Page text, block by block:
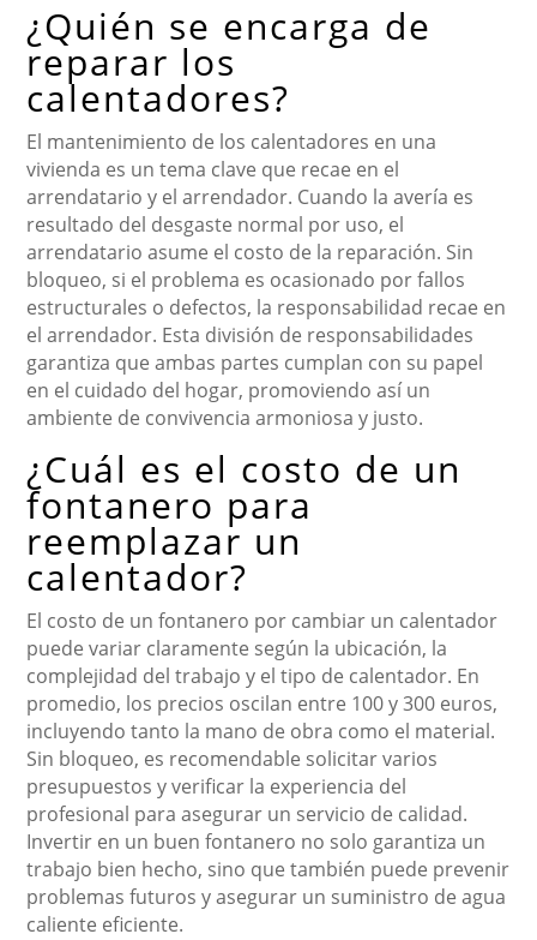
¿Quién se encarga de
reparar los
calentadores?
El mantenimiento de los calentadores en una
vivienda es un tema clave que recae en el
arrendatario y el arrendador. Cuando la avería es
resultado del desgaste normal por uso, el
arrendatario asume el costo de la reparación. Sin
bloqueo, si el problema es ocasionado por fallos
estructurales o defectos, la responsabilidad recae en
el arrendador. Esta división de responsabilidades
garantiza que ambas partes cumplan con su papel
en el cuidado del hogar, promoviendo así un
ambiente de convivencia armoniosa y justo.
¿Cuál es el costo de un
fontanero para
reemplazar un
calentador?
El costo de un fontanero por cambiar un calentador
puede variar claramente según la ubicación, la
complejidad del trabajo y el tipo de calentador. En
promedio, los precios oscilan entre 100 y 300 euros,
incluyendo tanto la mano de obra como el material.
Sin bloqueo, es recomendable solicitar varios
presupuestos y verificar la experiencia del
profesional para asegurar un servicio de calidad.
Invertir en un buen fontanero no solo garantiza un
trabajo bien hecho, sino que también puede prevenir
problemas futuros y asegurar un suministro de agua
caliente eficiente.